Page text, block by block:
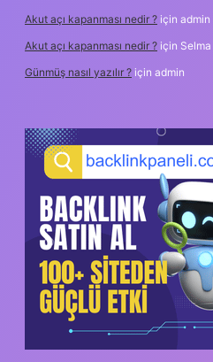
Akut açı kapanması nedir ? için admin
Akut açı kapanması nedir ? için Selma
Günmüş nasıl yazılır ? için admin